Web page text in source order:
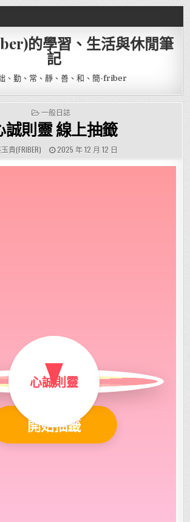
的學習、生活與休閒筆
記
、勤、常、靜、善、和、簡-friber
POSTED IN
一般日誌
誠則靈 線上抽籤
貴(FRIBER) PUBLISHED DATE:
2025 年 12 月 12 日